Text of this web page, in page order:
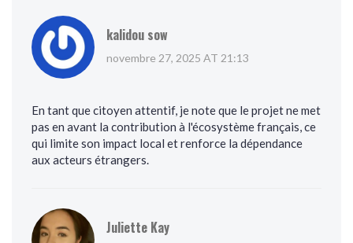
kalidou sow
novembre 27, 2025 AT 21:13
En tant que citoyen attentif, je note que le projet ne met
pas en avant la contribution à l'écosystème français, ce
qui limite son impact local et renforce la dépendance
aux acteurs étrangers.
Juliette Kay